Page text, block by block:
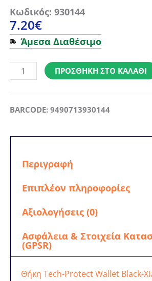
Κωδικός: 930144
7.20€
Άμεσα Διαθέσιμο
Tech-
Protect
Wallet
Black-
12
ποσότητα
ΠΡΟΣΘΉΚΗ ΣΤΟ ΚΑΛΆΘΙ
BARCODE: 9490713930144
Περιγραφή
Επιπλέον πληροφορίες
Αξιολογήσεις (0)
Ασφάλεια & Στοιχεία
(GPSR)
Θήκη Tech-Protect Wallet Black-